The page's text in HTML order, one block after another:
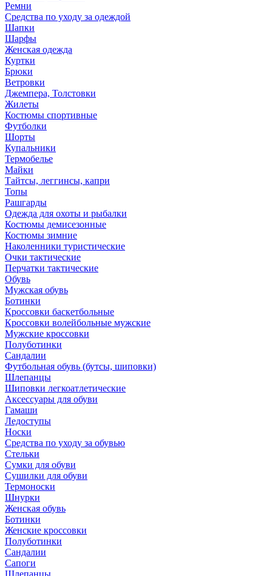
Ремни
Средства по уходу за одеждой
Шапки
Шарфы
Женская одежда
Куртки
Брюки
Ветровки
Джемпера, Толстовки
Жилеты
Костюмы спортивные
Футболки
Шорты
Купальники
Термобелье
Майки
Тайтсы, леггинсы, капри
Топы
Рашгарды
Одежда для охоты и рыбалки
Костюмы демисезонные
Костюмы зимние
Наколенники туристические
Очки тактические
Перчатки тактические
Обувь
Мужская обувь
Ботинки
Кроссовки баскетбольные
Кроссовки волейбольные мужские
Мужские кроссовки
Полуботинки
Сандалии
Футбольная обувь (бутсы, шиповки)
Шлепанцы
Шиповки легкоатлетические
Аксессуары для обуви
Гамаши
Ледоступы
Носки
Средства по уходу за обувью
Стельки
Сумки для обуви
Сушилки для обуви
Термоноски
Шнурки
Женская обувь
Ботинки
Женские кроссовки
Полуботинки
Сандалии
Сапоги
Шлепанцы